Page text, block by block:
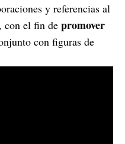
y referencias al
con el fin de promover
con figuras de